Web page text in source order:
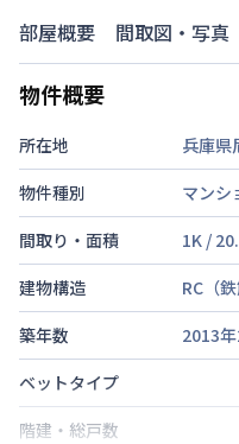
部屋概要 間取図・写真
物件概要
所在地
兵庫県
物件種別
マンシ
間取り・面積
1K /
建物構造
RC（
築年数
2013
ベットタイプ
階建・総戸数